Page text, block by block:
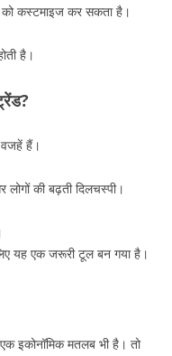
कस्टमाइज कर सकता है।
है।
हैं।
की बढ़ती दिलचस्पी।
यह एक जरूरी टूल बन गया है।
इकोनॉमिक मतलब भी है। तो